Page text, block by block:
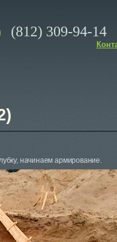
(812) 309-94-14
начинаем армирование.